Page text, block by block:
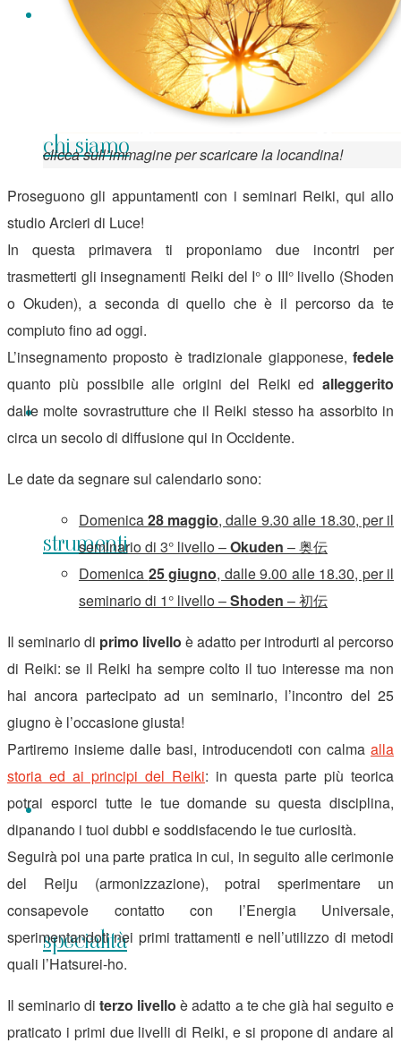
chi siamo
strumenti
specialità
clicca sull’immagine per scaricare la locandina!
Proseguono gli appuntamenti con i seminari Reiki, qui allo
studio Arcieri di Luce!
In questa primavera ti proponiamo due incontri per
trasmetterti gli insegnamenti Reiki del I° o III° livello (Shoden
o Okuden), a seconda di quello che è il percorso da te
compiuto fino ad oggi.
L’insegnamento proposto è tradizionale giapponese, fedele
quanto più possibile alle origini del Reiki ed alleggerito
dalle molte sovrastrutture che il Reiki stesso ha assorbito in
circa un secolo di diffusione qui in Occidente.
Le date da segnare sul calendario sono:
Domenica28 maggio, dalle 9.30 alle 18.30, per il
seminario di 3° livello –Okuden – 奥伝
Domenica 25 giugno, dalle 9.00 alle 18.30, per il
seminario di 1° livello –Shoden – 初伝
Il seminario di primo livello è adatto per introdurti al percorso
di Reiki: se il Reiki ha sempre colto il tuo interesse ma non
hai ancora partecipato ad un seminario, l’incontro del 25
giugno è l’occasione giusta!
Partiremo insieme dalle basi, introducendoti con calma alla
storia ed ai principi del Reiki: in questa parte più teorica
potrai esporci tutte le tue domande su questa disciplina,
dipanando i tuoi dubbi e soddisfacendo le tue curiosità.
Seguirà poi una parte pratica in cui, in seguito alle cerimonie
del Reiju (armonizzazione), potrai sperimentare un
consapevole contatto con l’Energia Universale,
sperimentandoti nei primi trattamenti e nell’utilizzo di metodi
quali l’Hatsurei-ho.
Il seminario di terzo livello è adatto a te che già hai seguito e
praticato i primi due livelli di Reiki, e si propone di andare al